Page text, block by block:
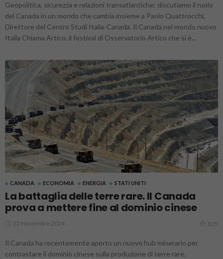
Geopolitica, sicurezza e relazioni transatlantiche: discutiamo il ruolo
del Canada in un mondo che cambia insieme a Paolo Quattrocchi,
Direttore del Centro Studi Italia-Canada. Il Canada nel mondo nuovo
Italia Chiama Artico, il festival di Osservatorio Artico che si è...
CANADA ECONOMIA ENERGIA STATI UNITI
La battaglia delle terre rare. Il Canada
prova a mettere fine al dominio cinese
22 Novembre 2024 835
Il Canada ha recentemente aperto un nuovo hub minerario per
contrastare il dominio cinese sulla produzione di terre rare,